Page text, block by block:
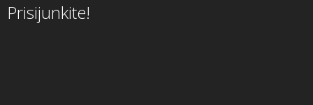
Prisijunkite!